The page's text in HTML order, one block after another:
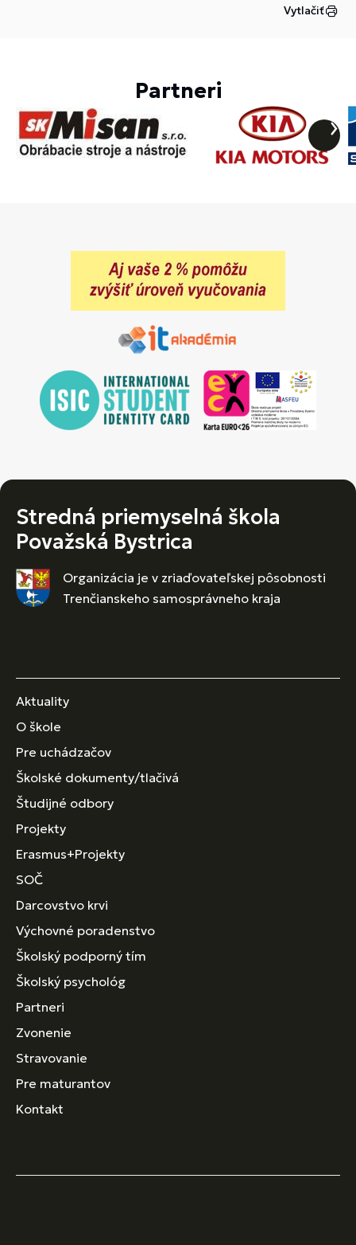
Vytlačiť
Partneri
Stredná priemyselná škola
Považská Bystrica
Organizácia je v zriaďovateľskej pôsobnosti
Trenčianskeho samosprávneho kraja
Aktuality
O škole
Pre uchádzačov
Školské dokumenty/tlačivá
Študijné odbory
Projekty
Erasmus+Projekty
SOČ
Darcovstvo krvi
Výchovné poradenstvo
Školský podporný tím
Školský psychológ
Partneri
Zvonenie
Stravovanie
Pre maturantov
Kontakt